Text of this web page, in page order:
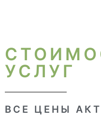
УСЛУГ
ВСЕ ЦЕНЫ